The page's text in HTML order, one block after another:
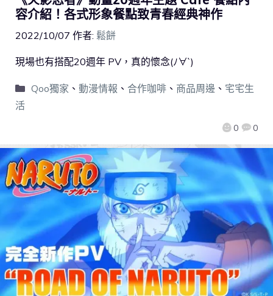
容介紹！各式形象餐點致青春經典神作
2022/10/07 作者: 鬆餅
0 0
現場也有搭配20週年 PV，真的懷念(ﾉ∀`)
Qoo獨家 、 動漫情報 、 合作咖啡、 商品周邊 、 宅宅生
活